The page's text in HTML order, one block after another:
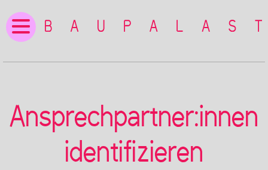
Ansprechpartner:innen
identifizieren